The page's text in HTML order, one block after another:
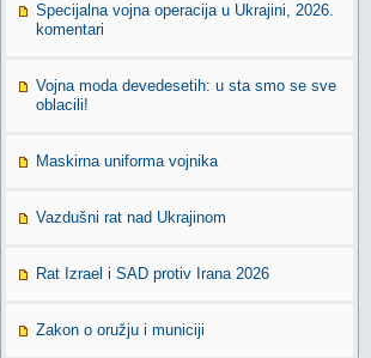
Specijalna vojna operacija u Ukrajini, 2026.
komentari
Vojna moda devedesetih: u sta smo se sve
oblacili!
Maskirna uniforma vojnika
Vazdušni rat nad Ukrajinom
Rat Izrael i SAD protiv Irana 2026
Zakon o oružju i municiji